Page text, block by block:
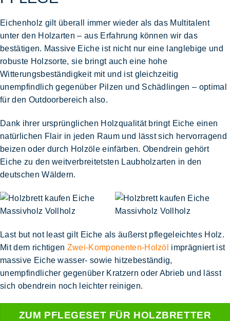
Eichenholz gilt überall immer wieder als das Multitalent
unter den Holzarten – aus Erfahrung können wir das
bestätigen. Massive Eiche ist nicht nur eine langlebige und
robuste Holzsorte, sie bringt auch eine hohe
Witterungsbeständigkeitmit und ist gleichzeitig
unempfindlich gegenüber Pilzen und Schädlingen – optimal
für den Outdoorbereich also.
Dank ihrer ursprünglichen Holzqualität bringt Eiche einen
natürlichen Flair in jeden Raum und lässt sich hervorragend
beizen oder durch Holzöle einfärben. Obendrein gehört
Eiche zu denweitverbreitetsten Laubholzarten in den
deutschen Wäldern.
Last but not least gilt Eiche als äußerst pflegeleichtes Holz.
Mit dem richtigen Zwei-Komponenten-Holzöl imprägniert ist
massive Eichewasser- sowie hitzebeständig,
unempfindlicher gegenüber Kratzern oder Abrieb und lässt
sich obendrein noch leichter reinigen.
ZUM PFLEGESET FÜR HOLZBRETTER